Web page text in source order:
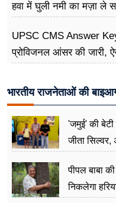
हवा में घुली नमी का मज़ा ले
UPSC CMS Answer
प्रोविजनल आंसर की जारी,
भारतीय राजनेताओं की
'जमुई' की
जीता
पीपल बाबा
निकलेगा